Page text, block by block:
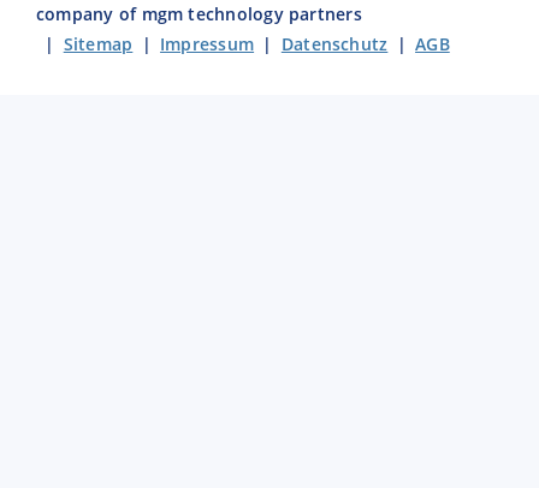
company of mgm technology partners
| Sitemap | Impressum | Datenschutz |AGB